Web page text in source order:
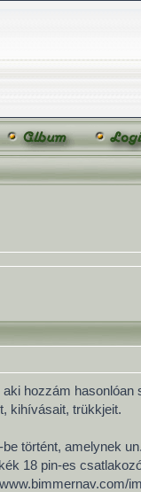
hozzám hasonlóan
kihívásait, trükkjeit.
történt, amelynek
18 pin-es